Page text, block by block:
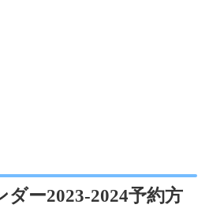
ダー2023-2024予約方